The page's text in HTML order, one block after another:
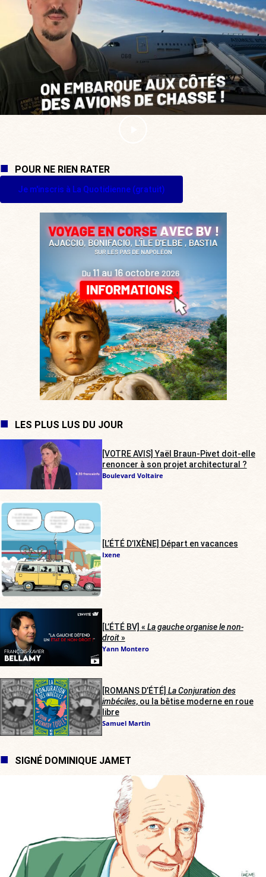
POUR NE RIEN RATER
Je m'inscris à La Quotidienne (gratuit)
LES PLUS LUS DU JOUR
[VOTRE AVIS] Yaël Braun-Pivet doit-elle
renoncer à son projet architectural ?
Boulevard Voltaire
[L’ÉTÉ D’IXÈNE] Départ en vacances
Ixene
[L’ÉTÉ BV] « La gauche organise le non-
droit»
Yann Montero
[ROMANS D’ÉTÉ] La Conjuration des
imbéciles, ou la bêtise moderne en roue
libre
Samuel Martin
SIGNÉ DOMINIQUE JAMET